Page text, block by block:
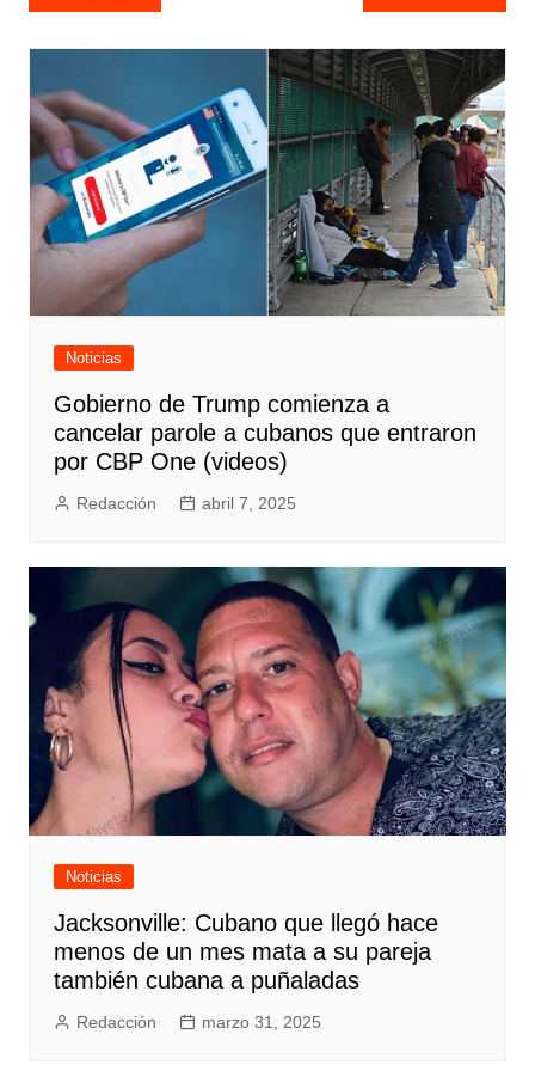
de
entradas
Noticias
Gobierno de Trump comienza a
cancelar parole a cubanos que entraron
por CBP One (videos)
Redacción abril 7, 2025
Noticias
Jacksonville: Cubano que llegó hace
menos de un mes mata a su pareja
también cubana a puñaladas
Redacción marzo 31, 2025